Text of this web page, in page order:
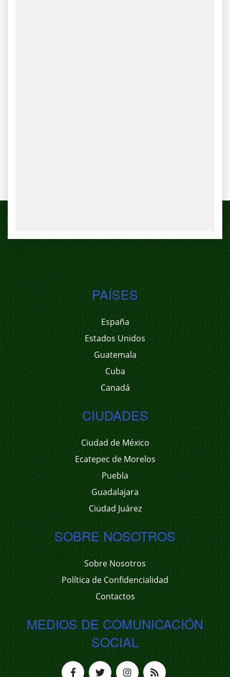
PAÍSES
España
Estados Unidos
Guatemala
Cuba
Canadá
CIUDADES
Ciudad de México
Ecatepec de Morelos
Puebla
Guadalajara
Ciudad Juárez
SOBRE NOSOTROS
Sobre Nosotros
Política de Confidencialidad
Contactos
MEDIOS DE COMUNICACIÓN
SOCIAL